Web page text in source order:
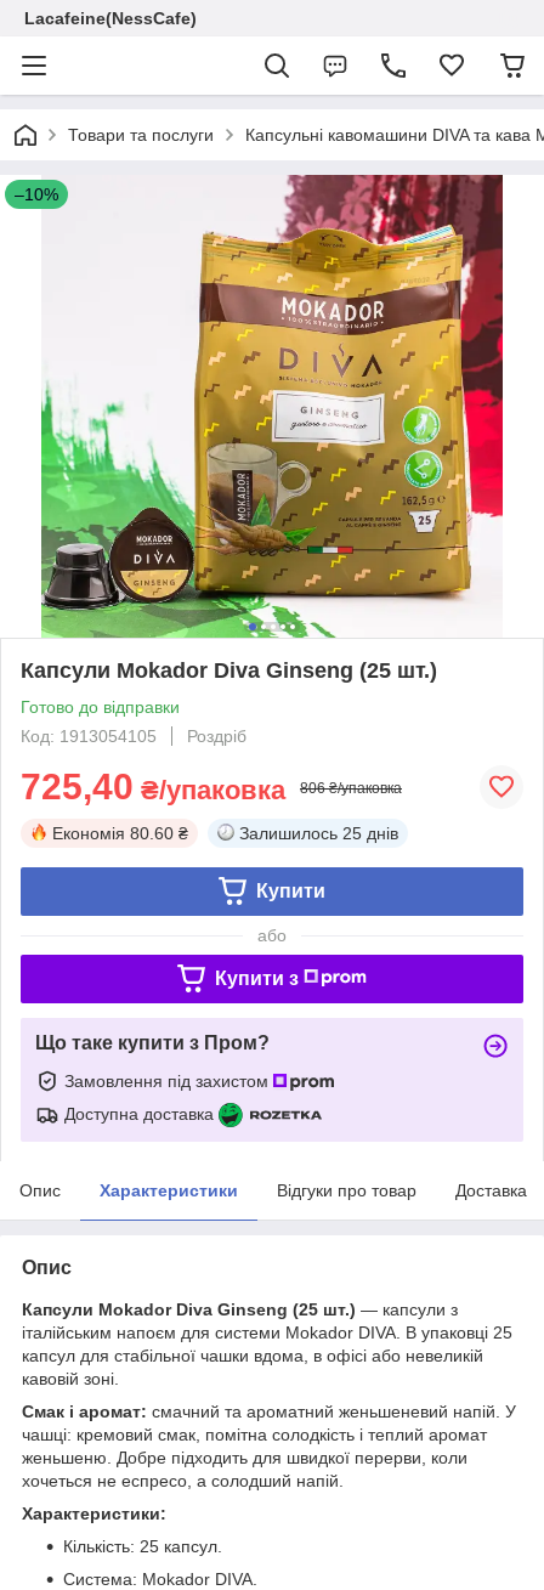
Lacafeine(NessCafe)
Товари та послуги Капсульні кавомашини DIVA та кава
–10%
Капсули Mokador Diva Ginseng (25 шт.)
Готово до відправки
Код: 1913054105
Роздріб
725,40 ₴/упаковка 806 ₴/упаковка
Економія 80.60 ₴ Залишилось 25 днів
Купити
або
Купити з
Що таке купити з Пром?
Замовлення під захистом
Доступна доставка
Опис Характеристики Відгуки про товар Доставка
Опис
Капсули Mokador Diva Ginseng (25 шт.) — капсули з
італійським напоєм для системи Mokador DIVA. В упаковці 25
капсул для стабільної чашки вдома, в офісі або невеликій
кавовій зоні.
Смак і аромат: смачний та ароматний женьшеневий напій. У
чашці: кремовий смак, помітна солодкість і теплий аромат
женьшеню. Добре підходить для швидкої перерви, коли
хочеться не еспресо, а солодший напій.
Характеристики:
Кількість: 25 капсул.
Система: Mokador DIVA.